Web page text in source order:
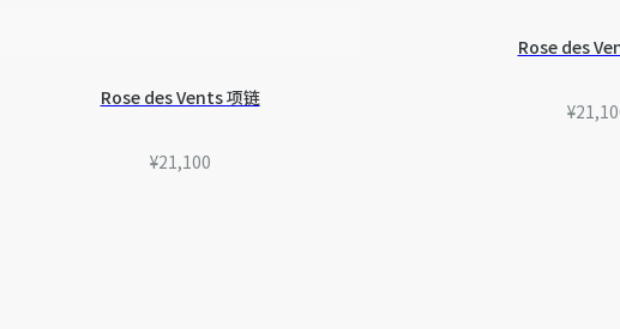
Rose des Vents 项链
¥21,100
Rose des